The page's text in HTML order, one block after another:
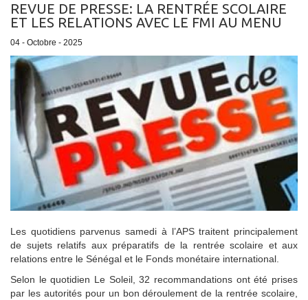
REVUE DE PRESSE: LA RENTRÉE SCOLAIRE
ET LES RELATIONS AVEC LE FMI AU MENU
04 - Octobre - 2025
Les quotidiens parvenus samedi à l’APS traitent principalement
de sujets relatifs aux préparatifs de la rentrée scolaire et aux
relations entre le Sénégal et le Fonds monétaire international.
Selon le quotidien Le Soleil, 32 recommandations ont été prises
par les autorités pour un bon déroulement de la rentrée scolaire,